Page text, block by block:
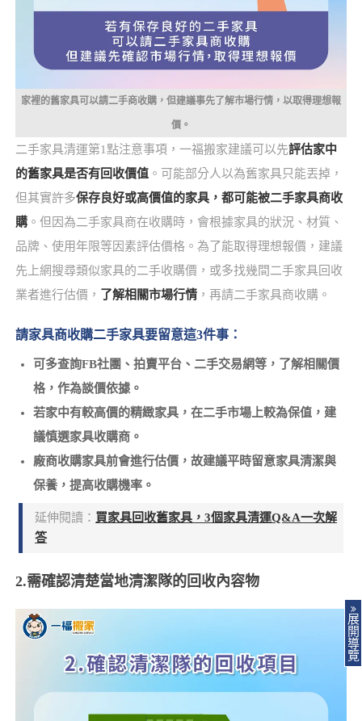
家裡的舊家具可以請二手商收購，但建議事先了解市場行情，以取得理想報
價。
二手家具清運第1點注意事項，一福搬家建議可以先評估家中
的舊家具是否有回收價值。可能部分人以為舊家具只能丟掉，
但其實許多保存良好或高價值的家具，都可能被二手家具商收
購。但因為二手家具商在收購時，會根據家具的狀況、材質、
品牌、使用年限等因素評估價格。為了能取得理想報價，建議
先上網搜尋類似家具的二手收購價，或多找幾間二手家具回收
業者進行估價， 了解相關市場行情，再請二手家具商收購。
請家具商收購二手家具要留意這3件事：
可多查詢FB社團、拍賣平台、二手交易網等，了解相關價
格，作為談價依據。
若家中有較高價的精緻家具，在二手市場上較為保值，建
議慎選家具收購商。
廠商收購家具前會進行估價，故建議平時留意家具清潔與
保養，提高收購機率。
延伸閱讀： 買家具回收舊家具，3個家具清運Q&A一次解
答
2.需確認清楚當地清潔隊的回收內容物
展
開
導
覽